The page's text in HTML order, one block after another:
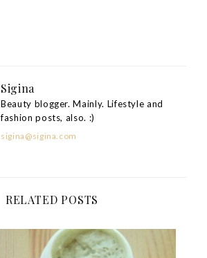
Sigina
Beauty blogger. Mainly. Lifestyle and
fashion posts, also. :)
sigina@sigina.com
RELATED POSTS